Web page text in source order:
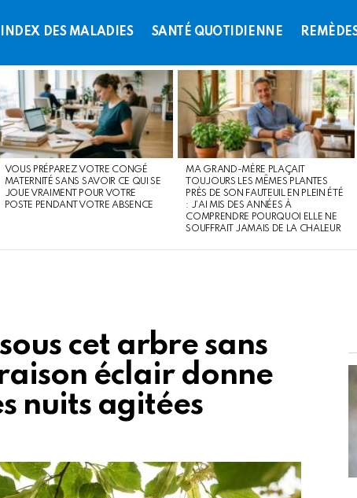
INDEX DES MALADIES SANTÉ QUOTIDIENNE
VOUS PRÉPAREZ VOTRE CONGÉ
MATERNITÉ SANS SAVOIR CE QUI SE
JOUE VRAIMENT POUR VOTRE
POSTE PENDANT VOTRE ABSENCE
MA GRAND-MÈRE PLAÇAIT
TOUJOURS LES MÊMES PLANTES
PRÈS DE SON FAUTEUIL EN PLEIN ÉTÉ
: J’AI MIS DES ANNÉES À
COMPRENDRE POURQUOI ELLE NE
SOUFFRAIT JAMAIS DE LA CHALEUR
cet arbre sans
éclair donne
nuits agitées